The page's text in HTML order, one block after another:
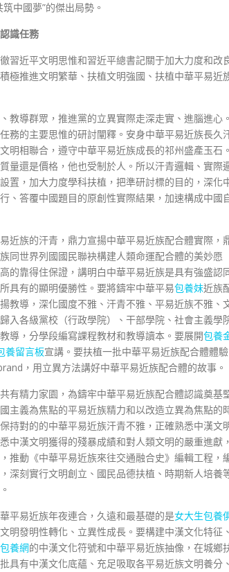
中國夢”的傑出局勢。
識任務
習近平文明思惟和習近平總書記關于加大力度和改
極推進文明繁華、扶植文明強國、扶植中華平易近
教導群眾，推進黨的立異實際走深走實、進腦進心。
務的主要思惟的研討闡釋。安身中華平易近族長久
明相聯合，遵守中華平易近族成長的祁州盛產玉石。
量還是價格，他也受制於人。所以汗青邏輯、實際
置，加大力度學科扶植，把準研討標的目的，深化
、答覆中國題目的原創性實際結果，加速構成中國
近族的汗青，鼎力宣揚中華平易近族配合體實際，
同世界列國國民聯袂構建人類命運配合體的美妙愿
的靠得住保證，講明白中華平易近族是具有強盛認
具有的顯明優勝性。要將鑄牢中華平易包養妹近族
教導，深化國度不雅、汗青不雅、平易近族不雅、
入各級黨校（行政學院）、干部學院、社會主義學
導，分學段編寫課程教材和教導讀本。要展開包養
養留言板宣講。要扶植一批中華平易近族配合體體驗
，用立異方法講好中華平易近族配合體的故事。
有精力家園，為鑄牢中華平易近族配合體認識奠基
主義為焦點的平易近族精力和以改造立異為焦點的
持對的的中華平易近族汗青不雅，正確熟悉中漢文
中漢文明獲得的殘暴成績和對人類文明的嚴重進獻，
推動《中華平易近族來往交通融合史》編輯工程，
深刻實行文明創立、國民品德扶植、時期新人培養
平易近族年夜連合，久遠和最基礎的是女大生包養
明發明性轉化、立異性成長。要構建中漢文化特征、
包養網的中漢文化符號和中華平易近族抽像，在城鄉
具有中漢文化底蘊、充足吸取各平易近族文明養分、